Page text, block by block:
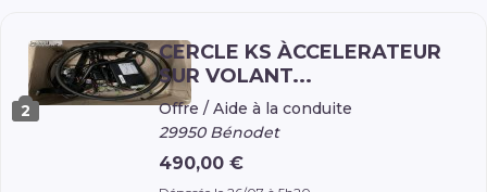
2
CERCLE KS ÀCCELERATEUR
SUR VOLANT...
Offre / Aide à la conduite
29950 Bénodet
490,00 €